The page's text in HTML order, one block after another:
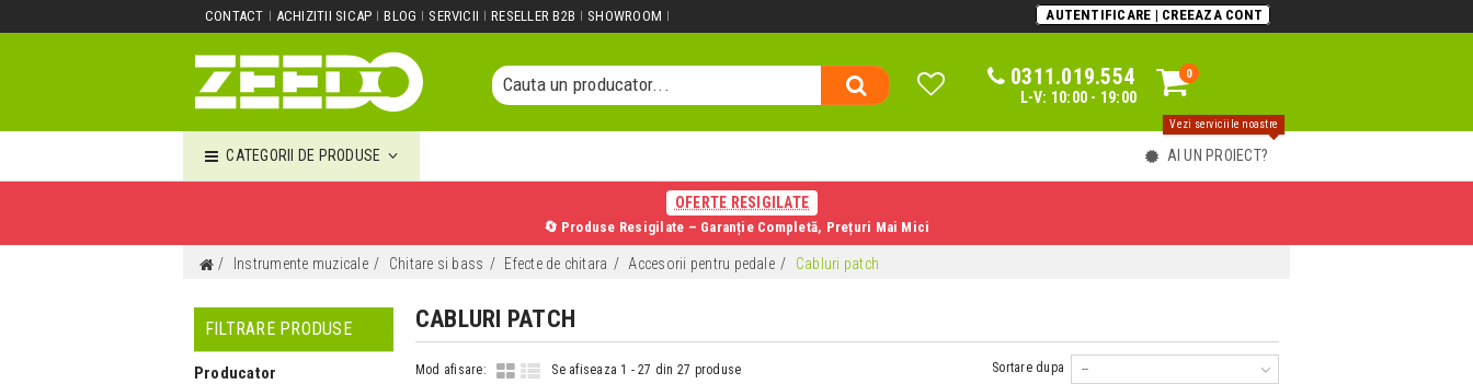
CONTACT ACHIZITII SICAP BLOG SERVICII RESELLER B2B SHOWROOM AUTENTIFICARE | CREEAZA CONT
0311.019.554
L-V: 10:00 - 19:00
0
0
Cauta un produs...
Cauta un producator...
CATEGORII DE PRODUSE AI UN PROIECT?
Vezi serviciile noastre
OFERTE RESIGILATE
🔄 Produse Resigilate – Garanție Completă, Prețuri Mai Mici
Instrumente muzicale Chitare si bass Efecte de chitara Accesorii pentru pedale Cabluri patch
FILTRARE PRODUSE
Producator
CABLURI PATCH
Mod afisare: Se afiseaza 1 - 27 din 27 produse Sortare dupa --